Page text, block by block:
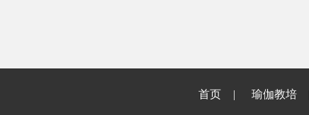
首页 瑜伽教培